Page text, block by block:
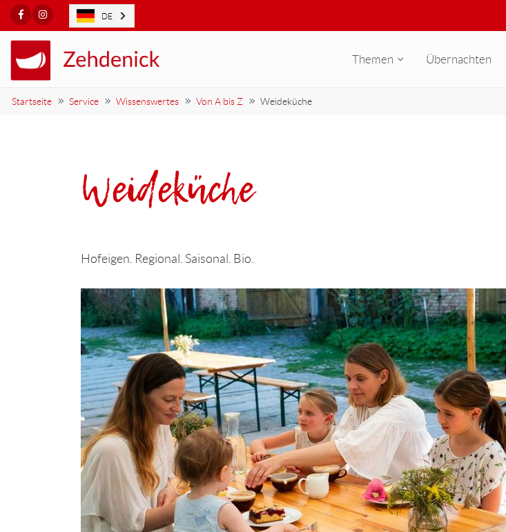
FacebookInstagram
Themen Übernachten
Startseite Service Wissenswertes Von A bis Z Weideküche
Weideküche
Hofeigen. Regional. Saisonal. Bio.
DE